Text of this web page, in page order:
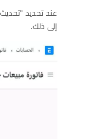
عند تحديد
إلى ذلك.